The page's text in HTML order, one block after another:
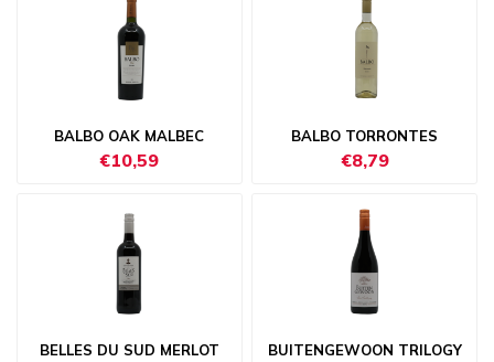
BALBO OAK MALBEC
€10,59
BALBO TORRONTES
€8,79
BELLES DU SUD MERLOT BUITENGEWOON TRILOGY